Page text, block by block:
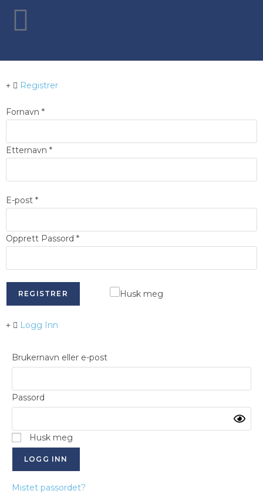
Registrer
Fornavn *
Etternavn *
E-post *
Opprett Passord *
REGISTRER Husk meg
Logg Inn
Brukernavn eller e-post
Passord
Husk meg
Mistet passordet?